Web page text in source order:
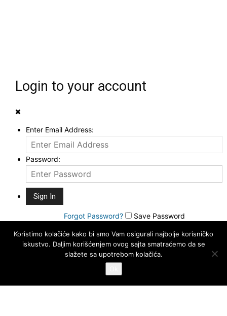
Login to your account
Enter Email Address:
Password:
Forgot Password? Save Password
Koristimo kolačiće kako bi smo Vam osigurali najbolje korisničko
iskustvo. Daljim korišćenjem ovog sajta smatraćemo da se
slažete sa upotrebom kolačića.